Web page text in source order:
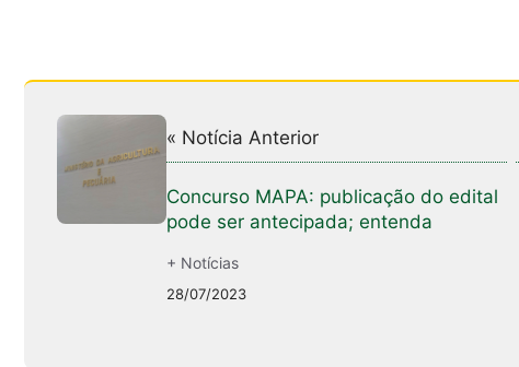
« Notícia Anterior
Concurso MAPA: publicação do edital
pode ser antecipada; entenda
+ Notícias
28/07/2023